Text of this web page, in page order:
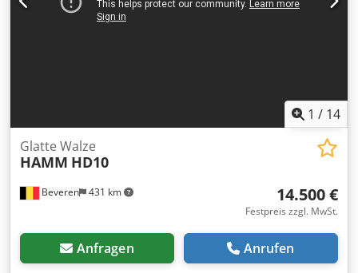
und Russisch zur Verfügung. Entdecken Sie unser breites
Angebot an zuverlässigen Maschinen. Chsdpfxswaizkj
1 / 14
Beveren 431 km
Glatte Walze
HAMM HD10
14.500 €
Festpreis zzgl. MwSt.
Anfragen Anrufen